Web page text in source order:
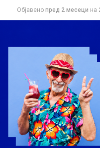
Објавено пред 2 месеци на